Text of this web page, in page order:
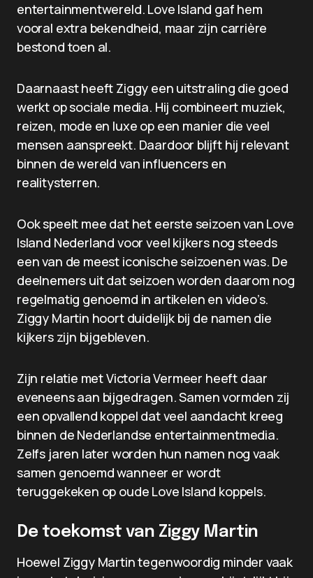
entertainmentwereld. Love Island gaf hem
vooral extra bekendheid, maar zijn carrière
bestond toen al.
Daarnaast heeft Ziggy een uitstraling die goed
werkt op sociale media. Hij combineert muziek,
reizen, mode en luxe op een manier die veel
mensen aanspreekt. Daardoor blijft hij relevant
binnen de wereld van influencers en
realitysterren.
Ook speelt mee dat het eerste seizoen van Love
Island Nederland voor veel kijkers nog steeds
een van de meest iconische seizoenen was. De
deelnemers uit dat seizoen worden daarom nog
regelmatig genoemd in artikelen en video’s.
Ziggy Martin hoort duidelijk bij de namen die
kijkers zijn bijgebleven.
Zijn relatie met Victoria Vermeer heeft daar
eveneens aan bijgedragen. Samen vormden zij
een opvallend koppel dat veel aandacht kreeg
binnen de Nederlandse entertainmentmedia.
Zelfs jaren later worden hun namen nog vaak
samen genoemd wanneer er wordt
teruggekeken op oude Love Island koppels.
De toekomst van Ziggy Martin
Hoewel Ziggy Martin tegenwoordig minder vaak